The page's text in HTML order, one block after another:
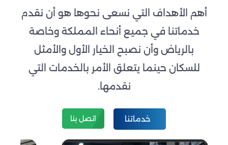
أهم الأهداف التي نسعى نحوها هو أن نقدم
خدماتنا في جميع أنحاء المملكة وخاصة
بالرياض وأن نصبح الخيار الأول والأمثل
للسكان حينما يتعلق الأمر بالخدمات التي
نقدمها.
خدماتنا اتصل بنا
دليلك لاختيار أفضل مستودع
تخزين أثاث بالرياض لحماية
ممتلكاتك الثمينة